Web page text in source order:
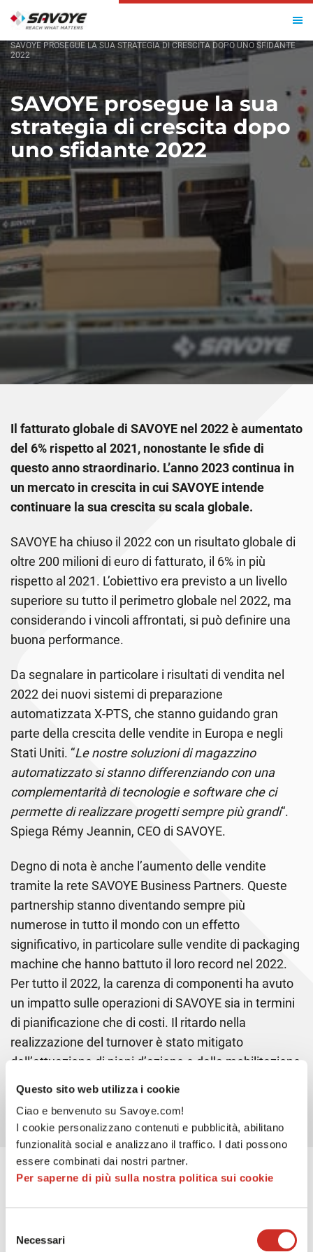
Questo sito web utilizza i cookie
Ciao e benvenuto su Savoye.com!
I cookie personalizzano contenuti e pubblicità, abilitano
funzionalità social e analizzano il traffico. I dati possono
essere combinati dai nostri partner.
Per saperne di più sulla nostra politica sui cookie
delNecessari
SAVOYE PROSEGUE LA SUA STRATEGIA DI CRESCITA DOPO UNO SFIDANTE
2022
SAVOYE prosegue la sua
strategia di crescita dopo
uno sfidante 2022
Il fatturato globale di SAVOYE nel 2022 è aumentato
del 6% rispetto al 2021, nonostante le sfide di
questo anno straordinario. L’anno 2023 continua in
un mercato in crescita in cui SAVOYE intende
continuare la sua crescita su scala globale.
SAVOYE ha chiuso il 2022 con un risultato globale di
oltre 200 milioni di euro di fatturato, il 6% in più
rispetto al 2021. L’obiettivo era previsto a un livello
superiore su tutto il perimetro globale nel 2022, ma
considerando i vincoli affrontati, si può definire una
buona performance.
Da segnalare in particolare i risultati di vendita nel
2022 dei nuovi sistemi di preparazione
automatizzata X-PTS, che stanno guidando gran
parte della crescita delle vendite in Europa e negli
Stati Uniti. “Le nostre soluzioni di magazzino
automatizzato si stanno differenziando con una
complementarità di tecnologie e software che ci
permette di realizzare progetti sempre più grandi“.
Spiega Rémy Jeannin, CEO di SAVOYE.
Degno di nota è anche l’aumento delle vendite
tramite la rete SAVOYE Business Partners. Queste
partnership stanno diventando sempre più
numerose in tutto il mondo con un effetto
significativo, in particolare sulle vendite di packaging
machine che hanno battuto il loro record nel 2022.
Per tutto il 2022, la carenza di componenti ha avuto
un impatto sulle operazioni di SAVOYE sia in termini
di pianificazione che di costi. Il ritardo nella
realizzazione del turnover è stato mitigato
dall’attuazione di piani d’azione e dalla mobilitazione